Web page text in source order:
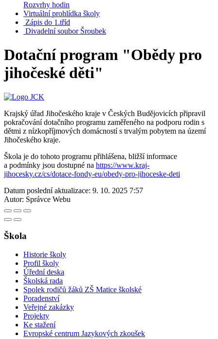
Rozvrhy hodin
Virtuální prohlídka školy
Zápis do 1.tříd
Divadelní soubor Šroubek
Dotační program "Obědy pro
jihočeské děti"
Krajský úřad Jihočeského kraje v Českých Budějovicích připravil
pokračování dotačního programu zaměřeného na podporu rodin s
dětmi z nízkopříjmových domácností s trvalým pobytem na území
Jihočeského kraje.
Škola je do tohoto programu přihlášena, bližší informace
a podmínky jsou dostupné na https://www.kraj-
jihocesky.cz/cs/dotace-fondy-eu/obedy-pro-jihoceske-deti
Datum poslední aktualizace: 9. 10. 2025 7:57
Autor: Správce Webu
Škola
Historie školy
Profil školy
Úřední deska
Školská rada
Spolek rodičů žáků ZŠ Matice školské
Poradenství
Veřejné zakázky
Projekty
Ke stažení
Evropské centrum Jazykových zkoušek